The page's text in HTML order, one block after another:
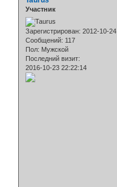
Участник
Зарегистрирован: 2012-10-24
Сообщений: 117
Пол: Мужской
Последний визит:
2016-10-23 22:22:14